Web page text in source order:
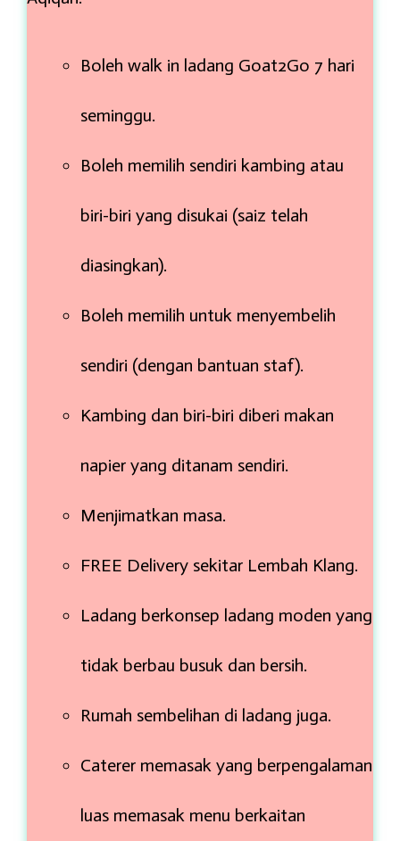
Boleh walk in ladang Goat2Go 7 hari
seminggu.
Boleh memilih sendiri kambing atau
biri-biri yang disukai (saiz telah
diasingkan).
Boleh memilih untuk menyembelih
sendiri (dengan bantuan staf).
Kambing dan biri-biri diberi makan
napier yang ditanam sendiri.
Menjimatkan masa.
FREE Delivery sekitar Lembah Klang.
Ladang berkonsep ladang moden yang
tidak berbau busuk dan bersih.
Rumah sembelihan di ladang juga.
Caterer memasak yang berpengalaman
luas memasak menu berkaitan